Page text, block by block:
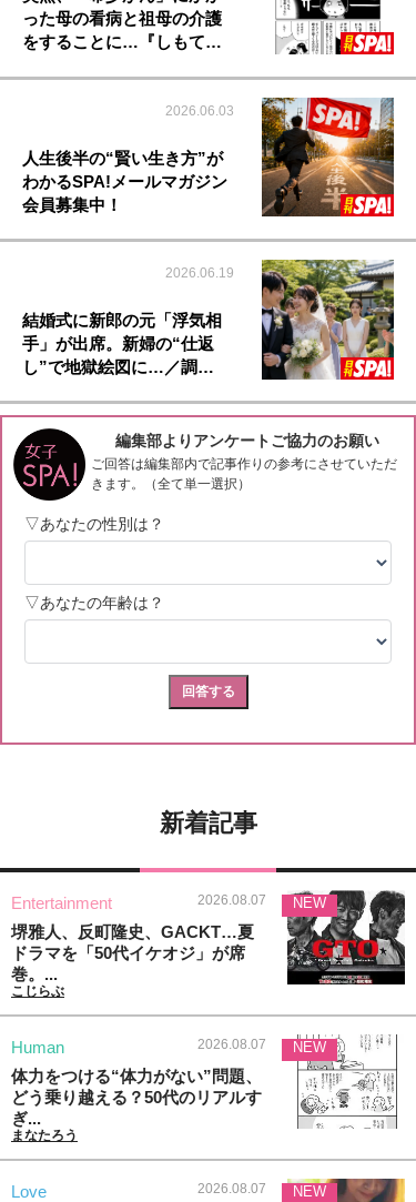
った母の看病と祖母の介護
をすることに…『しもて…
2026.06.03
人生後半の“賢い生き方”が
わかるSPA!メールマガジン
会員募集中！
2026.06.19
結婚式に新郎の元「浮気相
手」が出席。新婦の“仕返
し”で地獄絵図に…／調…
新着記事
Entertainment 2026.08.07
堺雅人、反町隆史、GACKT…夏
ドラマを「50代イケオジ」が席
巻。...
こじらぶ
NEW
Human 2026.08.07
体力をつける“体力がない”問題、
どう乗り越える？50代のリアルす
ぎ...
まなたろう
NEW
Love 2026.08.07 NEW